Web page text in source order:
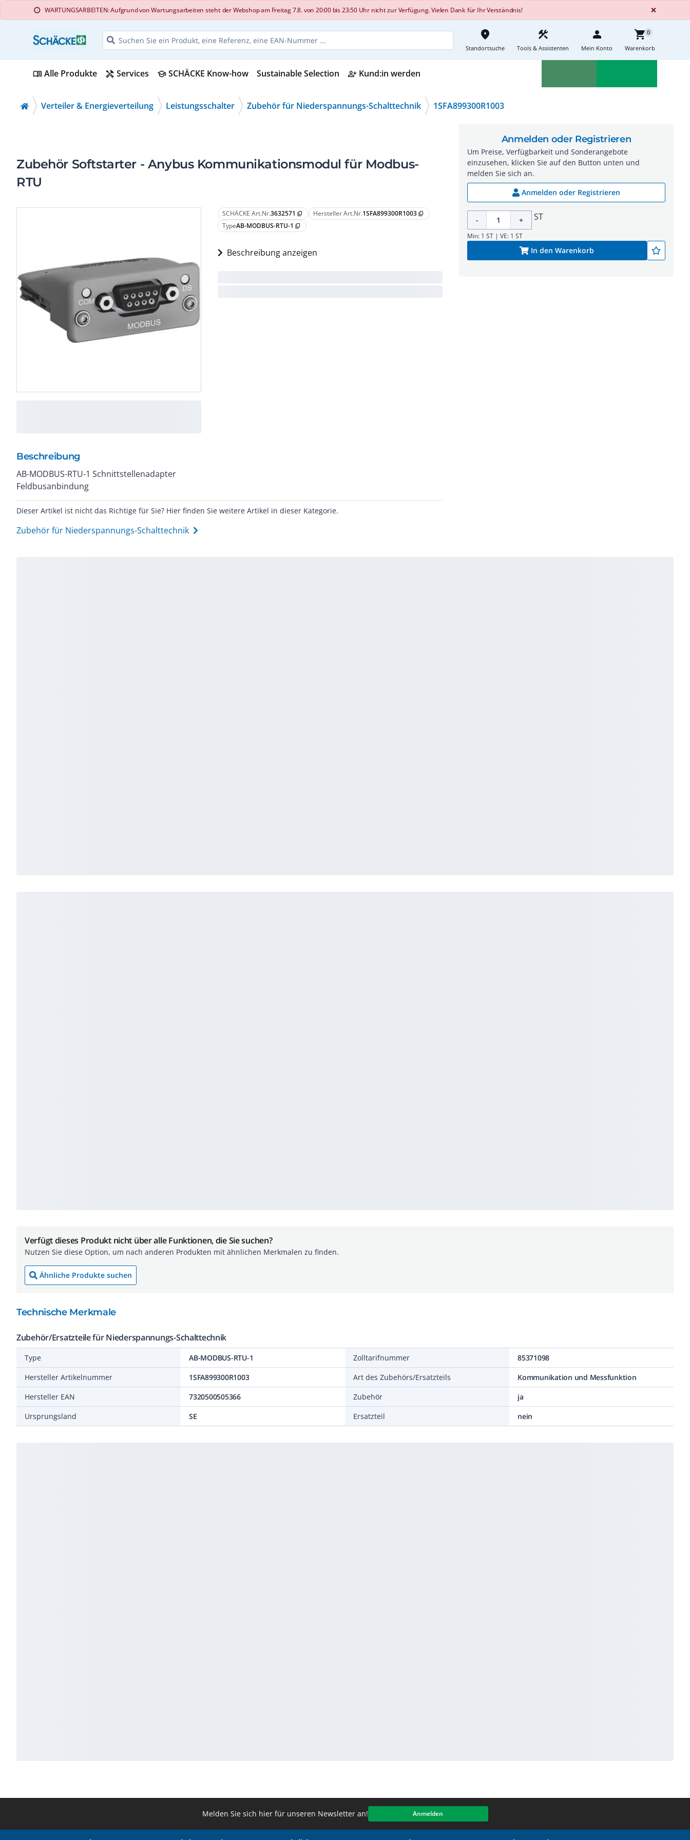
info WARTUNGSARBEITEN: Aufgrund von Wartungsarbeiten steht der Webshop am Freitag 7.8. von 20:00 bis 23:50 Uhr nicht zur Verfügung. Vielen Dank für Ihr Verständnis! ×
place
Standortsuche
construction
Tools & Assistenten
person
Mein Konto
shopping_cart0
Warenkorb
menu_bookAlle Produkte handyman Services schoolSCHÄCKE Know-how Sustainable Selection person_add_alt Kund:in werden
Verteiler & Energieverteilung Leistungsschalter Zubehör für Niederspannungs-Schalttechnik 1SFA899300R1003
Zubehör Softstarter - Anybus Kommunikationsmodul für Modbus-
RTU
SCHÄCKE Art.Nr.3632571 content_copy Hersteller Art.Nr.1SFA899300R1003 content_copy
TypeAB-MODBUS-RTU-1 content_copy
Beschreibung anzeigen
Beschreibung
AB-MODBUS-RTU-1 Schnittstellenadapter
Feldbusanbindung
Dieser Artikel ist nicht das Richtige für Sie? Hier finden Sie weitere Artikel in dieser Kategorie.
Zubehör für Niederspannungs-Schalttechnik
Anmelden oder Registrieren
Um Preise, Verfügbarkeit und Sonderangebote
einzusehen, klicken Sie auf den Button unten und
melden Sie sich an.
Anmelden oder Registrieren
- + ST
Min: 1 ST | VE: 1 ST
In den Warenkorb
Verfügt dieses Produkt nicht über alle Funktionen, die Sie suchen?
Nutzen Sie diese Option, um nach anderen Produkten mit ähnlichen Merkmalen zu finden.
Ähnliche Produkte suchen
Technische Merkmale
Zubehör/Ersatzteile für Niederspannungs-Schalttechnik
Type
AB-MODBUS-RTU-1
Hersteller Artikelnummer
1SFA899300R1003
Hersteller EAN
7320500505366
Ursprungsland
SE
Zolltarifnummer
85371098
Art des Zubehörs/Ersatzteils
Kommunikation und Messfunktion
Zubehör
ja
Ersatzteil
nein
Melden Sie sich hier für unseren Newsletter an! Anmelden